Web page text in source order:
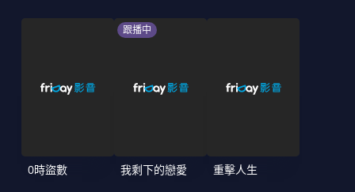
0時盜數
跟播中
我剩下的戀愛 重擊人生